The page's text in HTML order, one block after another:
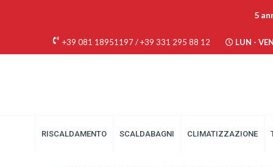
5
+39 081 18951197/+39 331 295 88 12 LUN -
RISCALDAMENTO SCALDABAGNI CLIMATIZZAZIONE